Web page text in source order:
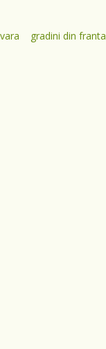
gradini din franta